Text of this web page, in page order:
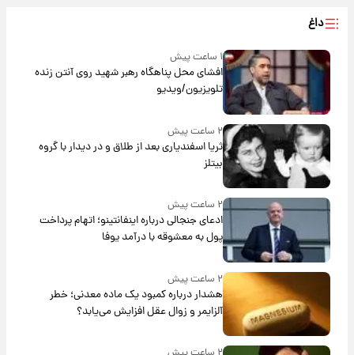
داغ
۱ ساعت پیش
افشای محل پناهگاه‌ رهبر شهید روی آنتن زنده
تلویزیون/ویدیو
۲ ساعت پیش
ثریا اسفندیاری بعد از طلاق و در دیدار با گروه
بیتلز
۲ ساعت پیش
ادعای جنجالی درباره اینفانتینو؛ اتهام پرداخت
پول به معشوقه با درآمد یوفا
۲ ساعت پیش
هشدار درباره کمبود یک ماده معدنی؛ خطر
آلزایمر و زوال عقل افزایش می‌یابد؟